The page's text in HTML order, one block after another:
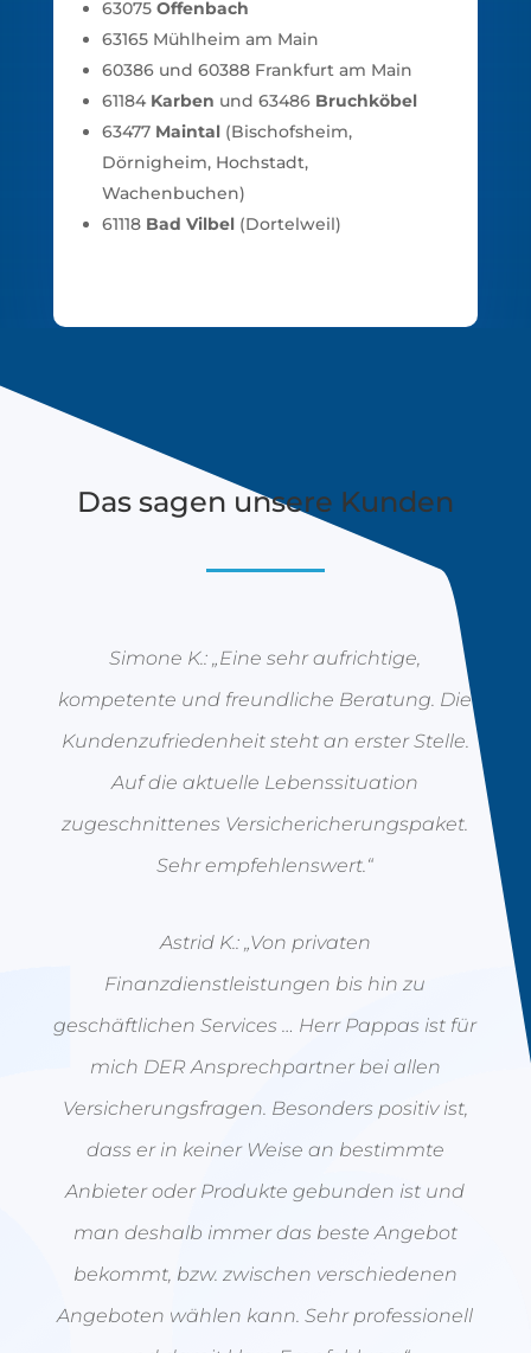
63075 Offenbach
63165 Mühlheim am Main
60386 und 60388 Frankfurt am Main
61184 Karben und 63486 Bruchköbel
63477 Maintal (Bischofsheim,
Dörnigheim, Hochstadt,
Wachenbuchen)
61118 Bad Vilbel (Dortelweil)
Das sagen unsere Kunden
Simone K.: „Eine sehr aufrichtige,
kompetente und freundliche Beratung. Die
Kundenzufriedenheit steht an erster Stelle.
Auf die aktuelle Lebenssituation
zugeschnittenes Versichericherungspaket.
Sehr empfehlenswert.“
Astrid K.: „Von privaten
Finanzdienstleistungen bis hin zu
geschäftlichen Services … Herr Pappas ist für
mich DER Ansprechpartner bei allen
Versicherungsfragen. Besonders positiv ist,
dass er in keiner Weise an bestimmte
Anbieter oder Produkte gebunden ist und
man deshalb immer das beste Angebot
bekommt, bzw. zwischen verschiedenen
Angeboten wählen kann. Sehr professionell